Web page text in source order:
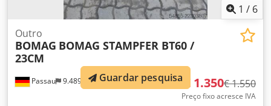
1 / 6
Passau 9.489 km
Outro
BOMAG BOMAG STAMPFER BT60 /
23CM
€ 1.350€ 1.550
Preço fixo acresce IVA
Guardar pesquisa